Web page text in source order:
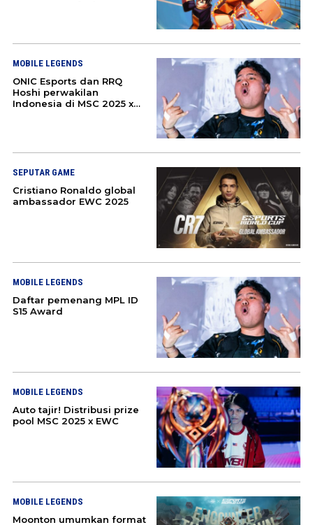
MOBILE LEGENDS
ONIC Esports dan RRQ
Hoshi perwakilan
Indonesia di MSC 2025 x
SEPUTAR GAME
Cristiano Ronaldo global
ambassador EWC 2025
MOBILE LEGENDS
Daftar pemenang MPL ID
S15 Award
MOBILE LEGENDS
Auto tajir! Distribusi prize
pool MSC 2025 x EWC
MOBILE LEGENDS
Moonton umumkan format